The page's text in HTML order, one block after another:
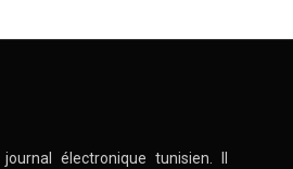
électronique tunisien. Il